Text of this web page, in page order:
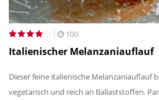
100
Italienischer Melanzaniauflauf
Dieser feine italienische Melanzaniauflauf
vegetarisch und reich an Ballaststoffen.